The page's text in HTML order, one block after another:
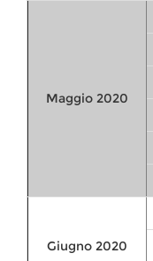
Maggio 2020
Giugno 2020